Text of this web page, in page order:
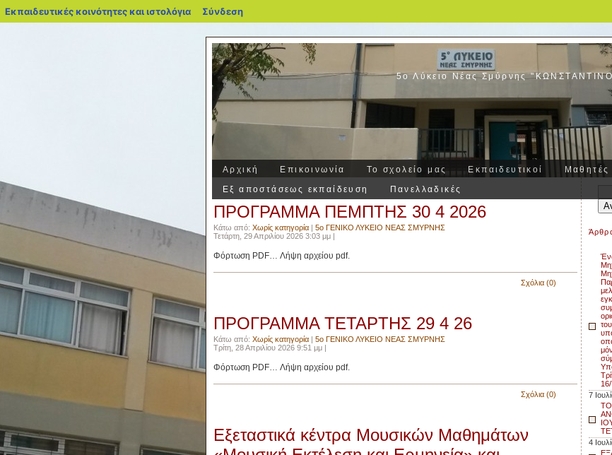
Εκπαιδευτικές κοινότητες και ιστολόγια blogs.sch.gr
Σύνδεση
5ο Λύκειο Νέας Σμύρνης
Αρχική Επικοινωνία Το σχολείο μας Εκπαιδευτικοί Μαθητές
Εξ αποστάσεως εκπαίδευση
Πανελλαδικές
ΠΡΟΓΡΑΜΜΑ ΠΕΜΠΤΗΣ 30 4 2026
Κάτω από: Χωρίς κατηγορία | 5ο ΓΕΝΙΚΟ ΛΥΚΕΙΟ ΝΕΑΣ ΣΜΥΡΝΗΣ
Τετάρτη, 29 Απριλίου 2026 3:03 μμ |
Φόρτωση PDF… Λήψη αρχείου pdf.
Σχόλια (0)
ΠΡΟΓΡΑΜΜΑ ΤΕΤΑΡΤΗΣ 29 4 26
Κάτω από: Χωρίς κατηγορία | 5ο ΓΕΝΙΚΟ ΛΥΚΕΙΟ ΝΕΑΣ ΣΜΥΡΝΗΣ
Τρίτη, 28 Απριλίου 2026 9:51 μμ |
Φόρτωση PDF… Λήψη αρχείου pdf.
Σχόλια (0)
Εξεταστικά κέντρα Μουσικών Μαθημάτων
7
ΤΟ
4